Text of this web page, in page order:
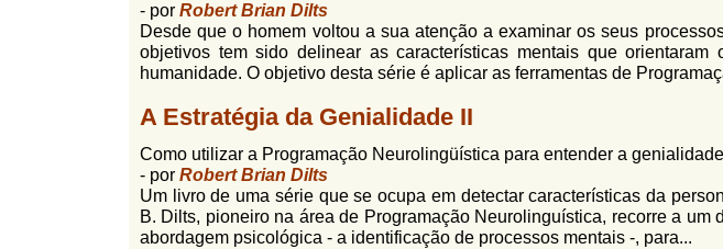
á
r
o
d
e
b
G
o
l
f
n
o
- por Robert Brian Dilts
Desde que o homem voltou a sua atenção a examinar os seus
objetivos tem sido delinear as características mentais que
humanidade. O objetivo desta série é aplicar as ferramentas de
A Estratégia da Genialidade II
Como utilizar a Programação Neurolingüística para entender a
- por Robert Brian Dilts
Um livro de uma série que se ocupa em detectar características da
B. Dilts, pioneiro na área de Programação Neurolinguística, recorre a um
abordagem psicológica - a identificação de processos mentais -, para...